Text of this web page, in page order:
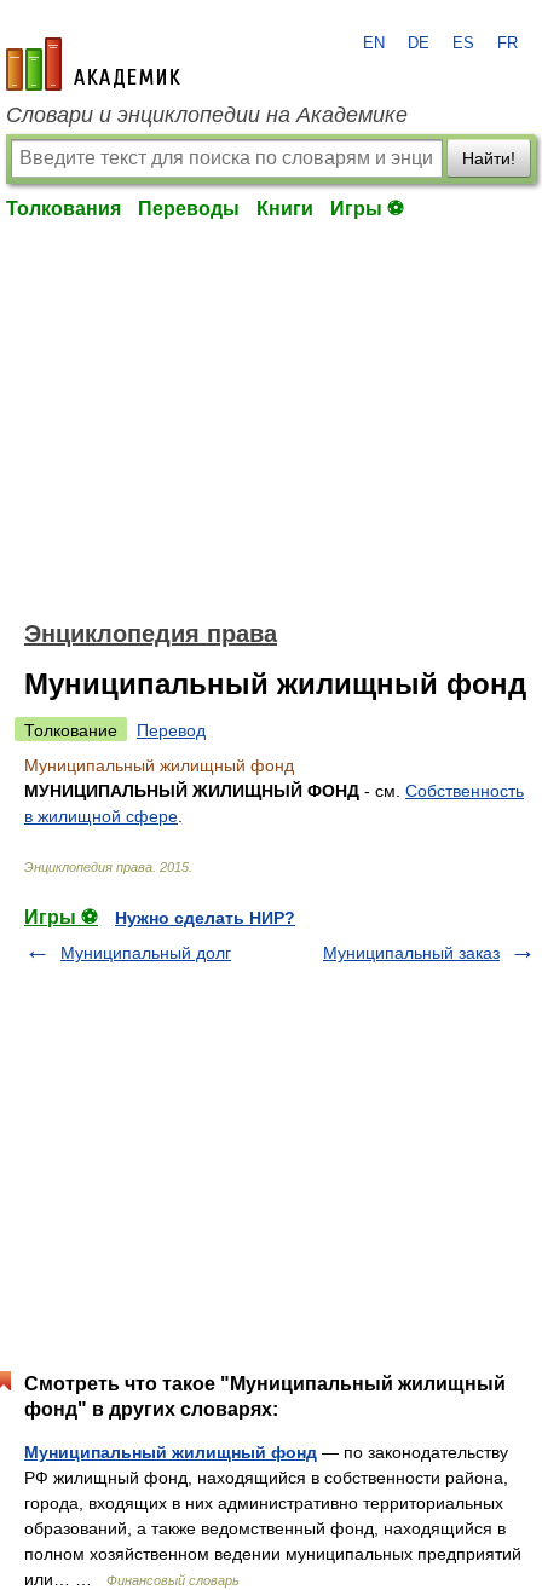
academic.ru
EN DE ES FR
Словари и энциклопедии на Академике
Найти!
Толкования Переводы Книги Игры ⚽
Энциклопедия права
Муниципальный жилищный фонд
Толкование
Перевод
Муниципальный жилищный фонд
МУНИЦИПАЛЬНЫЙ ЖИЛИЩНЫЙ ФОНД - см. Собственность
в жилищной сфере
Энциклопедия права 2015
Игры ⚽
Нужно сделать НИР?
Муниципальный долг
Муниципальный заказ
Смотреть что такое "Муниципальный жилищный
фонд" в других словарях:
Муниципальный жилищный фонд — по законодательству
РФ жилищный фонд, находящийся в собственности района,
города, входящих в них административно территориальных
образований, а также ведомственный фонд, находящийся в
полном хозяйственном ведении муниципальных предприятий
или… …
Финансовый словарь